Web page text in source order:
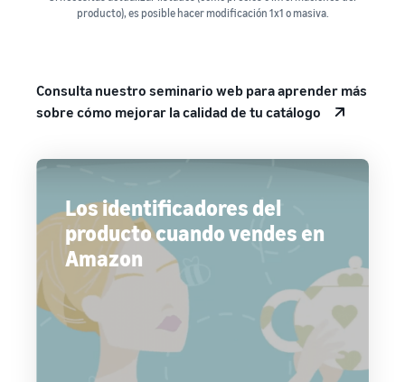
producto), es posible hacer modificación 1x1 o masiva.
Consulta nuestro seminario web para aprender más
sobre cómo mejorar la calidad de tu catálogo
Los identificadores del
producto cuando vendes en
Amazon